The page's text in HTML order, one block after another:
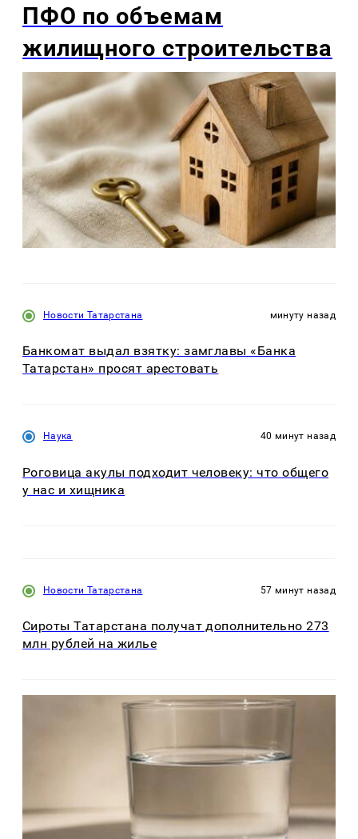
ПФО по объемам
жилищного строительства
Новости Татарстана минуту назад
Банкомат выдал взятку: замглавы «Банка
Татарстан» просят арестовать
Наука 40 минут назад
Роговица акулы подходит человеку: что общего
у нас и хищника
Новости Татарстана 57 минут назад
Сироты Татарстана получат дополнительно 273
млн рублей на жилье